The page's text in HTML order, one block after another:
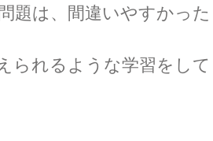
題は、間違いやすかった
られるような学習をして